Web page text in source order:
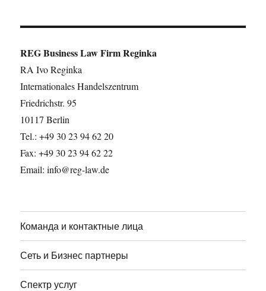
записям
Я СТРА
REG Business Law Firm Reginka
RA Ivo Reginka
Internationales Handelszentrum
Friedrichstr. 95
10117 Berlin
Tel.: +49 30 23 94 62 20
Fax: +49 30 23 94 62 22
Email: info@reg-law.de
Команда и контактные лица
Сеть и Бизнес партнеры
Спектр услуг